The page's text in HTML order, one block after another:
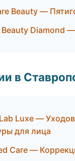
Beauty —
Beauty Diamond
в
Luxe —
для лица
Care —